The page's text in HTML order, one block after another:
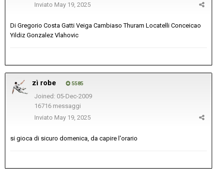
Inviato May 19, 2025
Di Gregorio Costa Gatti Veiga Cambiaso Thuram Locatelli Conceicao
Yildiz Gonzalez Vlahovic
zì robe 5585
Joined: 05-Dec-2009
16716 messaggi
Inviato May 19, 2025
si gioca di sicuro domenica, da capire l'orario